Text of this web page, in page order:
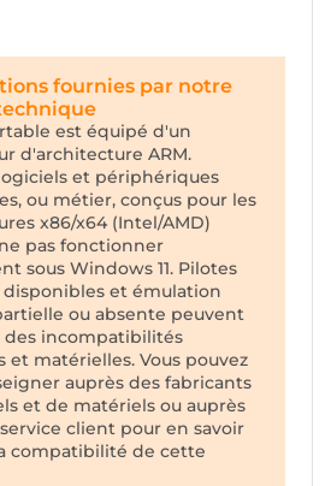
fournies par notre
est équipé d'un
d'architecture ARM.
et périphériques
ou métier, conçus pour les
x86/x64 (Intel/AMD)
pas fonctionner
sous Windows 11. Pilotes
disponibles et émulation
ou absente peuvent
des incompatibilités
et matérielles. Vous pouvez
auprès des fabricants
et de matériels ou auprès
client pour en savoir
compatibilité de cette